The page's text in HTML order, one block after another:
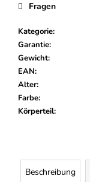
Kategorie:
Garantie:
Gewicht:
EAN:
Alter:
Farbe:
Körperteil:
Fragen
Beschreibung